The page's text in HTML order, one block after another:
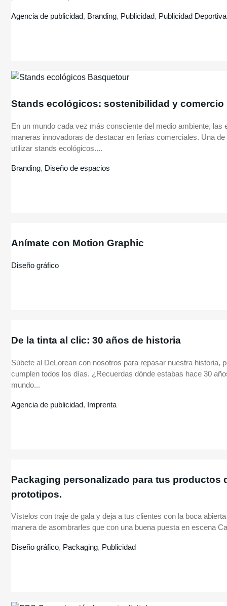
Agencia de publicidad, Branding, Publicidad, Publicidad Deportiva
Stands ecológicos: sostenibilidad y comercio
En un mundo cada vez más consciente del medio ambiente, las
maneras innovadoras de destacar en ferias comerciales. Una
utilizar stands ecológicos....
Branding, Diseño de espacios
Anímate con Motion Graphic
Diseño gráfico
De la tinta al clic: 30 años de historia
Súbete al DeLorean con nosotros para repasar nuestra historia,
cumplen todos los días. ¿Recuerdas dónde estabas hace 30
mundo...
Agencia de publicidad, Imprenta
Packaging personalizado para tus productos
prototipos.
Vístelos con traje de gala y deja a tus clientes con la boca
manera de asombrarles que con una buena puesta en escena
Diseño gráfico, Packaging, Publicidad